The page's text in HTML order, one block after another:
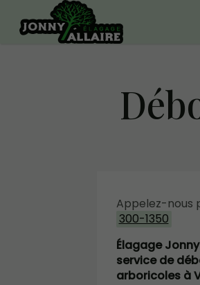
Appelez-nous
300-1350
Élagage
service de
arboricoles à